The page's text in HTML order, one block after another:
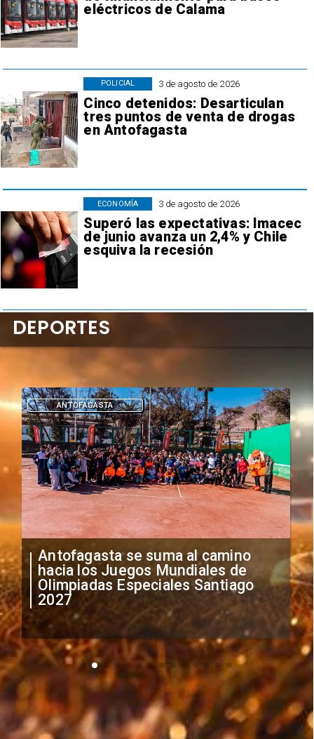
eléctricos de Calama
3 de agosto de 2026
Cinco detenidos: Desarticulan
tres puntos de venta de drogas
en Antofagasta
POLICIAL
3 de agosto de 2026
Superó las expectativas: Imacec
de junio avanza un 2,4% y Chile
esquiva la recesión
ECONOMÍA
"Falta de profesionalismo": Sifup
anuncia medidas por situación
irregular de futbolistas
extranjeros
DEPORTES
DEPORTES